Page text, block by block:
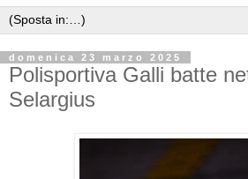
domenica 23 marzo 2025
Polisportiva Galli batte
Selargius